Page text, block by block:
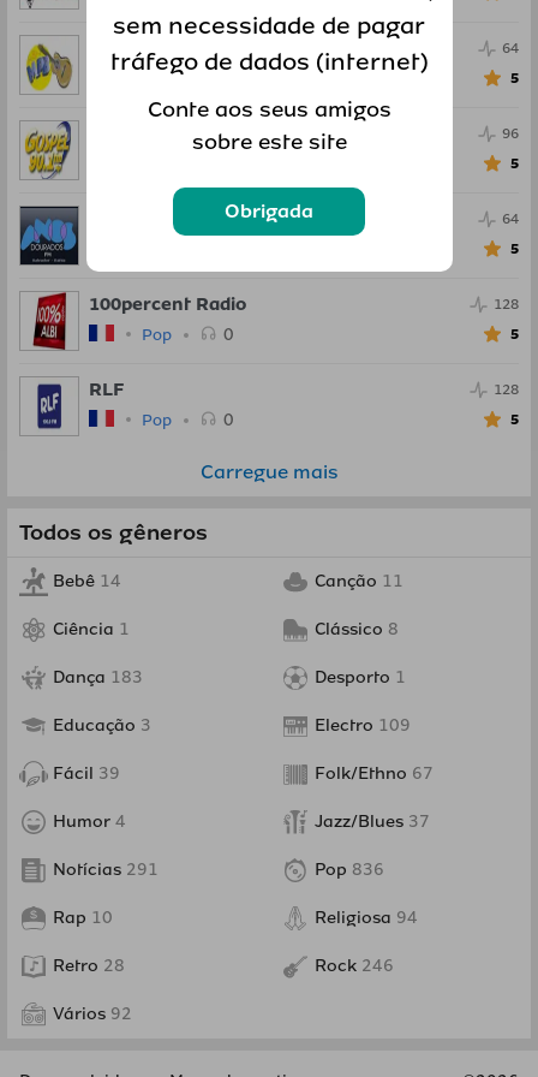
Radio MPB Brasil
Pop
64
5
Radio Gospel FM
96
5
Anos Dourados FM
64
5
100percent Radio
Pop 0
128
5
RLF
Pop 0
128
5
Carregue mais
Todos os gêneros
Bebê 14 Canção 11
Ciência 1 Clássico 8
Dança 183 Desporto 1
Educação 3 Electro 109
Fácil 39 Folk/Ethno 67
Humor 4 Jazz/Blues 37
Notícias 291 Pop 836
Rap 10 Religiosa 94
Retro 28 Rock 246
Vários 92
sem necessidade de pagar
tráfego de dados (internet)
Conte aos seus amigos
sobre este site
Obrigada